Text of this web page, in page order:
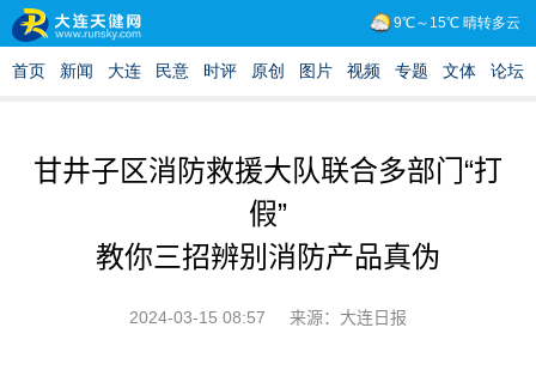
甘井子区消防救援大队联合多部门“打
假”
教你三招辨别消防产品真伪
2024-03-15 08:57 来源：大连日报